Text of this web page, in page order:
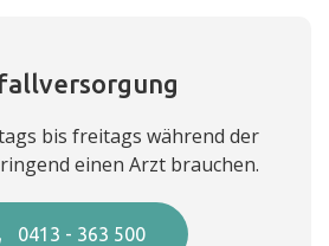
bis freitags während der
einen Arzt brauchen.
0413 - 363 500